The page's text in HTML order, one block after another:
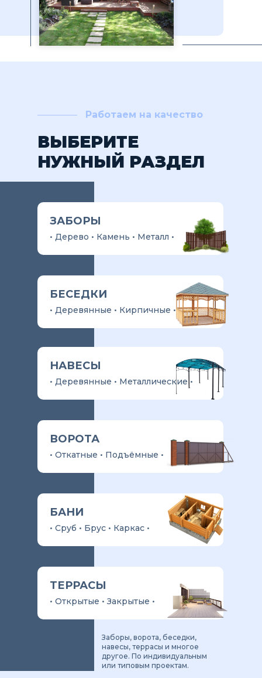
Работаем на качество
ВЫБЕРИТЕ
НУЖНЫЙ РАЗДЕЛ
Заборы, ворота, беседки,
навесы, террасы и многое
другое. По индивидуальным
или типовым проектам.
ЗАБОРЫ
• Дерево • Камень • Металл •
ВОРОТА
• Откатные • Подъёмные •
БЕСЕДКИ
• Деревянные • Кирпичные •
БАНИ
• Сруб • Брус • Каркас •
НАВЕСЫ
ТЕРРАСЫ
• Деревянные • Металлические •
• Открытые • Закрытые •